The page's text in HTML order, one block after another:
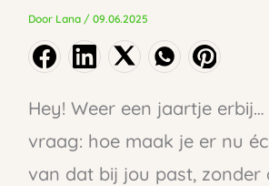
Door Lana / 09.06.2025
Hey! Weer een jaartje
vraag: hoe maak je er nu
van dat bij jou past, zonder